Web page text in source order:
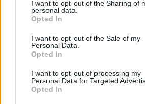
I want to opt-out of the Sharing of
personal data.
Opted In
I want to opt-out of the Sale of my
Personal Data.
Opted In
I want to opt-out of processing my
Personal Data for Targeted
Opted In
Αυτοψία Δήμα στα εργοτάξια
07.08.2026 - 15.57